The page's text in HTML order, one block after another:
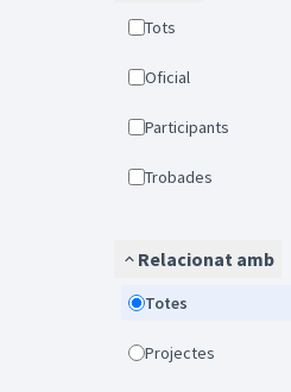
Tots
Oficial
Participants
Trobades
Relacionat amb
Totes
Projectes